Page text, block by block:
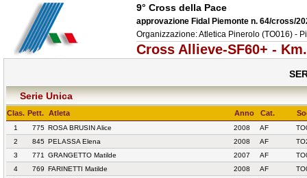
9° Cross della Pace
approvazione Fidal Piemonte n. 64/cross/
Organizzazione: Atletica Pinerolo (TO016) -
Cross Allieve-SF60+ -
Serie Unica
Clas. Pett. Atleta Anno Cat.
1 775 ROSA BRUSIN Alice 2008 AF
2
845 PELASSA Elena 2008 AF
3
771 GRANGETTO Matilde 2007 AF
4
769 FARINETTI Matilde 2008 AF